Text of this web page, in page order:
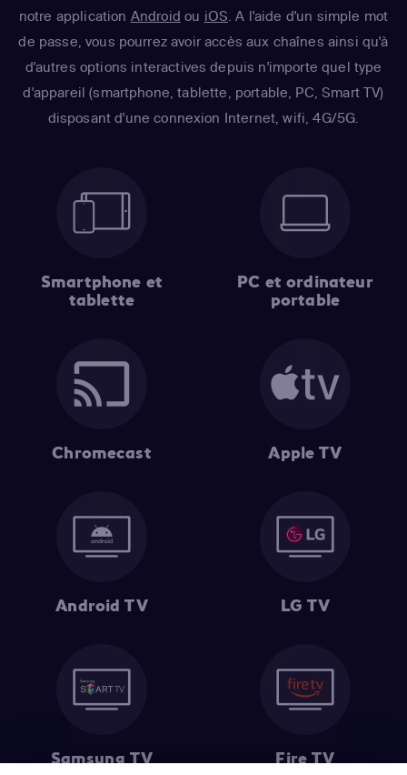
notre application Android ou iOS . A l'aide d'un simple mot
de passe, vous pourrez avoir accès aux chaînes ainsi qu'à
d'autres options interactives depuis n'importe quel type
d'appareil (smartphone, tablette, portable, PC, Smart TV)
disposant d'une connexion Internet, wifi, 4G/5G.
Smartphone et
tablette
PC et ordinateur
portable
Chromecast Apple TV
Android TV LG TV
Samsung TV Fire TV